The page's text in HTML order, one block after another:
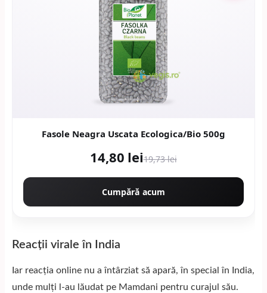
Fasole Neagra Uscata Ecologica/Bio 500g
14,80 lei19,73 lei
Cumpără acum
Reacții virale în India
Iar reacția online nu a întârziat să apară, în special în India,
unde mulți l-au lăudat pe Mamdani pentru curajul său.